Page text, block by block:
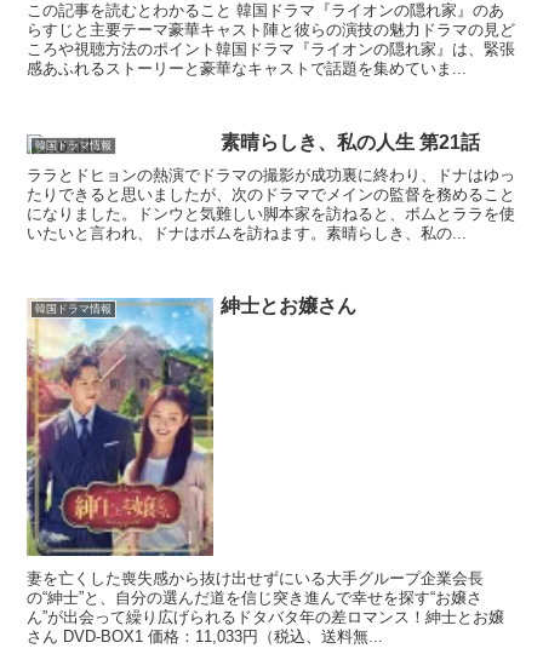
この記事を読むとわかること 韓国ドラマ『ライオンの隠れ家』のあ
らすじと主要テーマ豪華キャスト陣と彼らの演技の魅力ドラマの見ど
ころや視聴方法のポイント韓国ドラマ『ライオンの隠れ家』は、緊張
感あふれるストーリーと豪華なキャストで話題を集めていま...
韓国ドラマ情報 素晴らしき、私の人生 第21話
ララとドヒョンの熱演でドラマの撮影が成功裏に終わり、ドナはゆっ
たりできると思いましたが、次のドラマでメインの監督を務めること
になりました。ドンウと気難しい脚本家を訪ねると、ボムとララを使
いたいと言われ、ドナはボムを訪ねます。素晴らしき、私の...
韓国ドラマ情報 紳士とお嬢さん
妻を亡くした喪失感から抜け出せずにいる大手グループ企業会長
の“紳士”と、自分の選んだ道を信じ突き進んで幸せを探す“お嬢さ
ん”が出会って繰り広げられるドタバタ年の差ロマンス！紳士とお嬢
さん DVD-BOX1 価格：11,033円（税込、送料無...